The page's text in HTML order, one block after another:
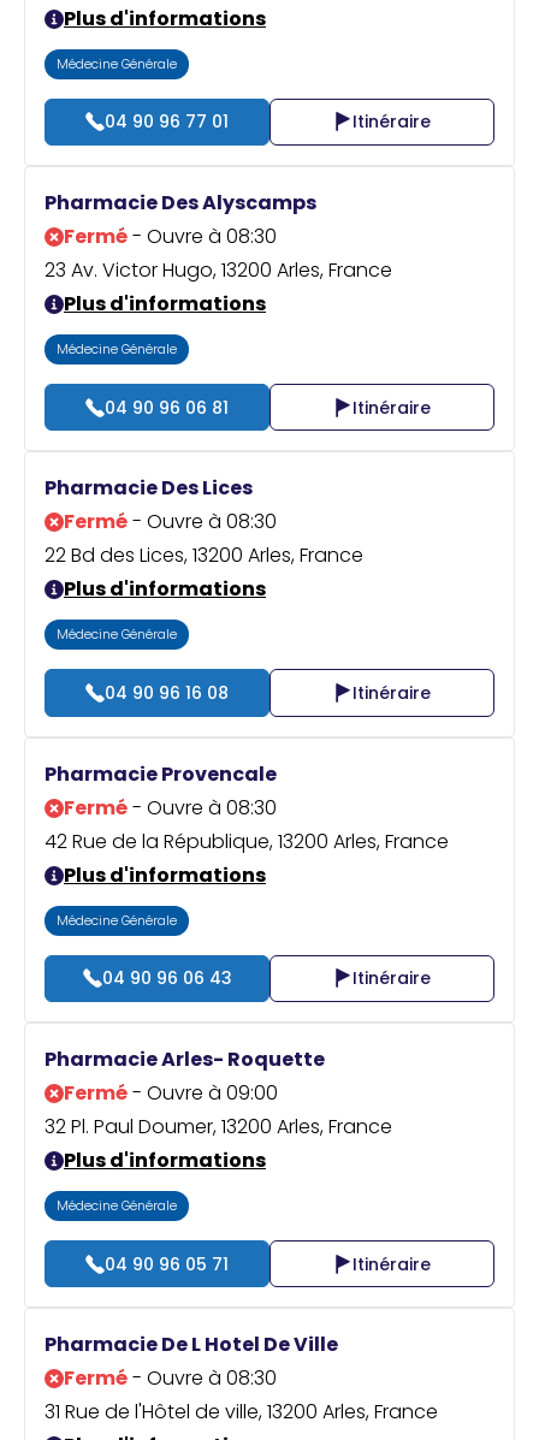
Plus d'informations
Médecine Générale
04 90 96 77 01 Itinéraire
Pharmacie Des Alyscamps
Fermé- Ouvre à 08:30
23 Av. Victor Hugo, 13200 Arles, France
Plus d'informations
Médecine Générale
04 90 96 06 81 Itinéraire
Pharmacie Des Lices
Fermé- Ouvre à 08:30
22 Bd des Lices, 13200 Arles, France
Plus d'informations
Médecine Générale
04 90 96 16 08 Itinéraire
Pharmacie Provencale
Fermé- Ouvre à 08:30
42 Rue de la République, 13200 Arles, France
Plus d'informations
Médecine Générale
04 90 96 06 43 Itinéraire
Pharmacie Arles- Roquette
Fermé- Ouvre à 09:00
32 Pl. Paul Doumer, 13200 Arles, France
Plus d'informations
Médecine Générale
04 90 96 05 71 Itinéraire
Pharmacie De L Hotel De Ville
Fermé- Ouvre à 08:30
31 Rue de l'Hôtel de ville, 13200 Arles, France